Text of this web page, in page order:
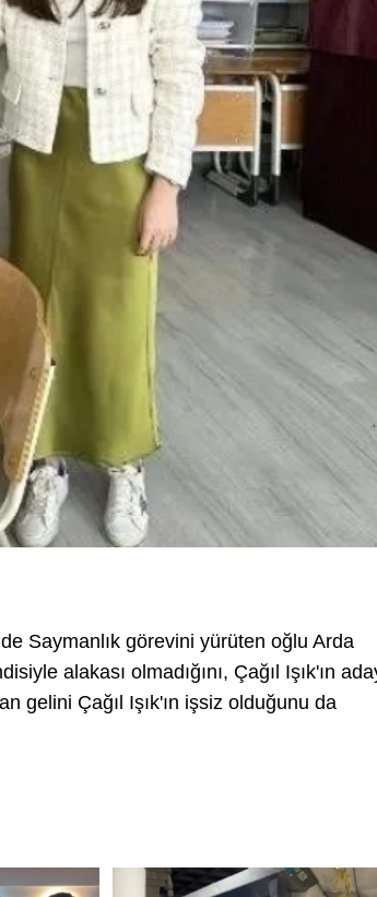
Saymanlık görevini yürüten oğlu Arda
alakası olmadığını, Çağıl Işık'ın
gelini Çağıl Işık'ın işsiz olduğunu da